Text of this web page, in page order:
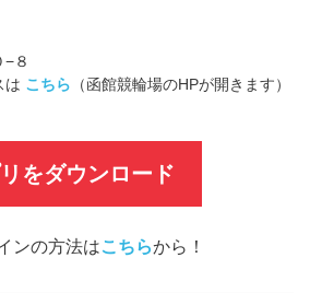
８
は こちら （函館競輪場のHPが開きます）
をダウンロード
ンの方法はこちらから！